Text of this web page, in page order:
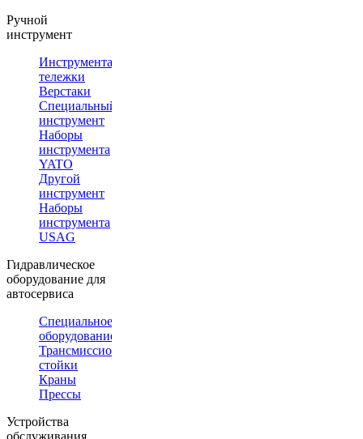
Ручной
инструмент
Инструментальные
тележки
Верстаки
Специальный
инструмент
Наборы
инструмента
YATO
Другой
инструмент
Наборы
инструмента
USAG
Гидравлическое
оборудование для
автосервиса
Специальное
оборудование
Трансмиссионные
стойки
Краны
Прессы
Устройства
обслуживания